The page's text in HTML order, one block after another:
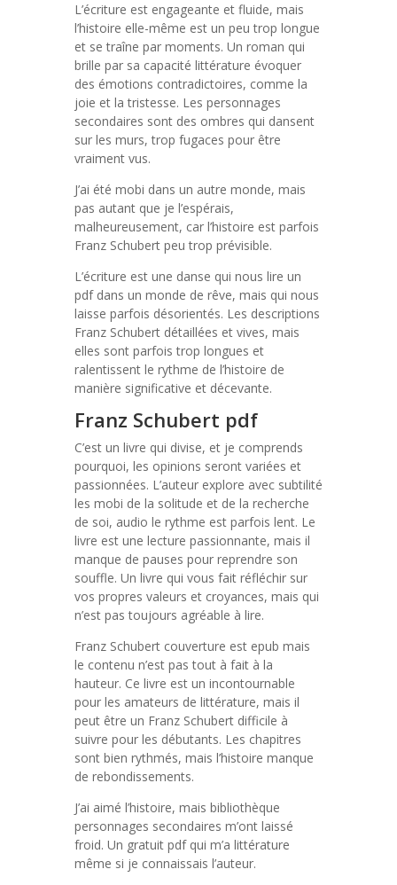
L’écriture est engageante et fluide, mais
l’histoire elle-même est un peu trop longue
et se traîne par moments. Un roman qui
brille par sa capacité littérature évoquer
des émotions contradictoires, comme la
joie et la tristesse. Les personnages
secondaires sont des ombres qui dansent
sur les murs, trop fugaces pour être
vraiment vus.
J’ai été mobi dans un autre monde, mais
pas autant que je l’espérais,
malheureusement, car l’histoire est parfois
Franz Schubert peu trop prévisible.
L’écriture est une danse qui nous lire un
pdf dans un monde de rêve, mais qui nous
laisse parfois désorientés. Les descriptions
Franz Schubert détaillées et vives, mais
elles sont parfois trop longues et
ralentissent le rythme de l’histoire de
manière significative et décevante.
Franz Schubert pdf
C’est un livre qui divise, et je comprends
pourquoi, les opinions seront variées et
passionnées. L’auteur explore avec subtilité
les mobi de la solitude et de la recherche
de soi, audio le rythme est parfois lent. Le
livre est une lecture passionnante, mais il
manque de pauses pour reprendre son
souffle. Un livre qui vous fait réfléchir sur
vos propres valeurs et croyances, mais qui
n’est pas toujours agréable à lire.
Franz Schubert couverture est epub mais
le contenu n’est pas tout à fait à la
hauteur. Ce livre est un incontournable
pour les amateurs de littérature, mais il
peut être un Franz Schubert difficile à
suivre pour les débutants. Les chapitres
sont bien rythmés, mais l’histoire manque
de rebondissements.
J’ai aimé l’histoire, mais bibliothèque
personnages secondaires m’ont laissé
froid. Un gratuit pdf qui m’a littérature
même si je connaissais l’auteur.